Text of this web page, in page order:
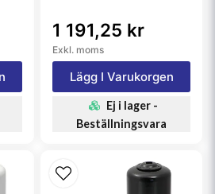
1 191,25 kr
Exkl. moms
Lägg I Varukorgen
Ej i lager -
Beställningsvara